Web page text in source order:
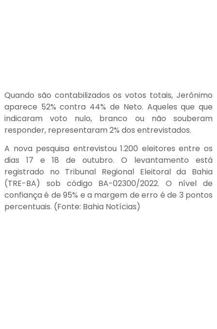
Quando são contabilizados os votos totais, Jerônimo
aparece 52% contra 44% de Neto. Aqueles que que
indicaram voto nulo, branco ou não souberam
responder, representaram 2% dos entrevistados.
A nova pesquisa entrevistou 1.200 eleitores entre os
dias 17 e 18 de outubro. O levantamento está
registrado no Tribunal Regional Eleitoral da Bahia
(TRE-BA) sob código BA-02300/2022. O nível de
confiança é de 95% e a margem de erro é de 3 pontos
percentuais. (Fonte: Bahia Notícias)